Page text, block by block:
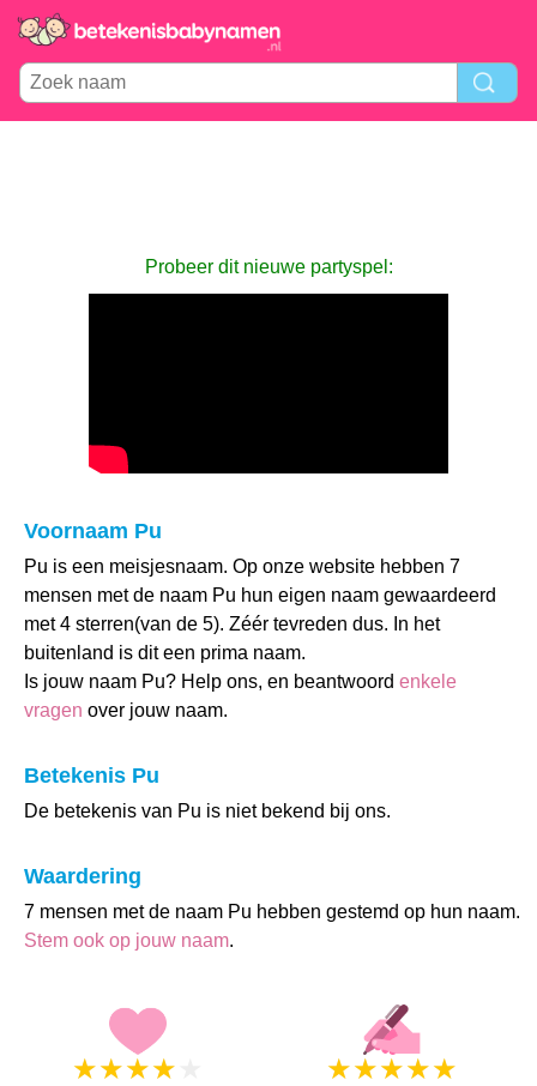
Probeer dit nieuwe partyspel:
Voornaam Pu
Pu is een meisjesnaam. Op onze website hebben 7
mensen met de naam Pu hun eigen naam gewaardeerd
met 4 sterren(van de 5). Zéér tevreden dus. In het
buitenland is dit een prima naam.
Is jouw naam Pu? Help ons, en beantwoord enkele
vragen over jouw naam.
Betekenis Pu
De betekenis van Pu is niet bekend bij ons.
Waardering
7 mensen met de naam Pu hebben gestemd op hun naam.
Stem ook op jouw naam.
★★★★ ★★★★★